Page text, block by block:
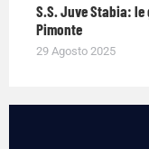
S.S. Juve Stabia: le
Pimonte
29 Agosto 2025